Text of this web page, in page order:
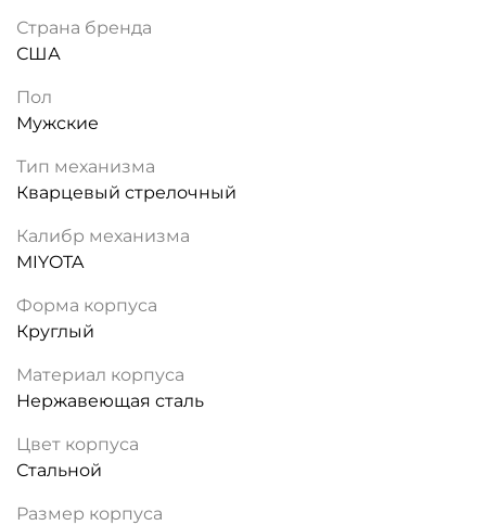
Страна бренда
США
Пол
Мужские
Тип механизма
Кварцевый стрелочный
Калибр механизма
MIYOTA
Форма корпуса
Круглый
Материал корпуса
Нержавеющая сталь
Цвет корпуса
Стальной
Размер корпуса